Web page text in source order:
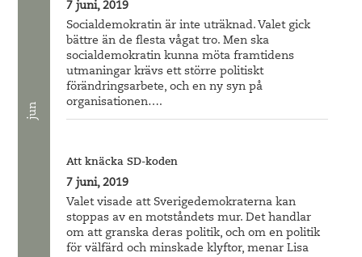
jun
7 juni, 2019
Socialdemokratin är inte uträknad. Valet gick
bättre än de flesta vågat tro. Men ska
socialdemokratin kunna möta framtidens
utmaningar krävs ett större politiskt
förändringsarbete, och en ny syn på
organisationen….
Att knäcka SD-koden
7 juni, 2019
Valet visade att Sverigedemokraterna kan
stoppas av en motståndets mur. Det handlar
om att granska deras politik, och om en politik
för välfärd och minskade klyftor, menar Lisa